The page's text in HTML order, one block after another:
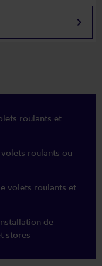
keyboard_arrow_right
roulants et
roulants ou
volets roulants et
de
stores